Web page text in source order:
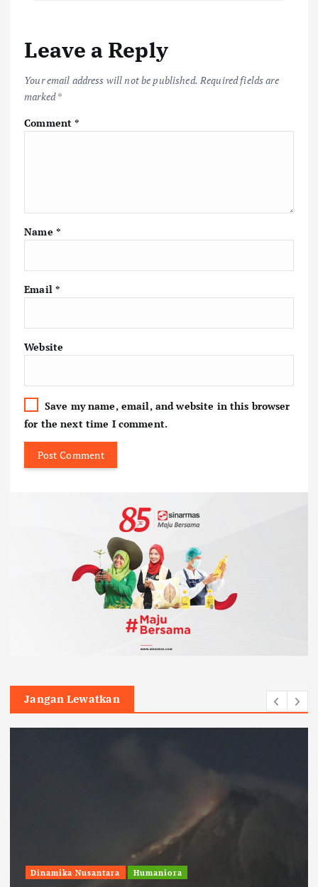
Leave a Reply
Your email address will not be published. Required fields are
marked*
Comment*
Name *
Email *
Website
Save my name, email, and website in this browser
for the next time I comment.
Jangan Lewatkan
Dinamika Nusantara Humaniora